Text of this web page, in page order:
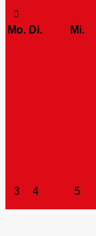
Mo. Di. Mi.
3 4 5